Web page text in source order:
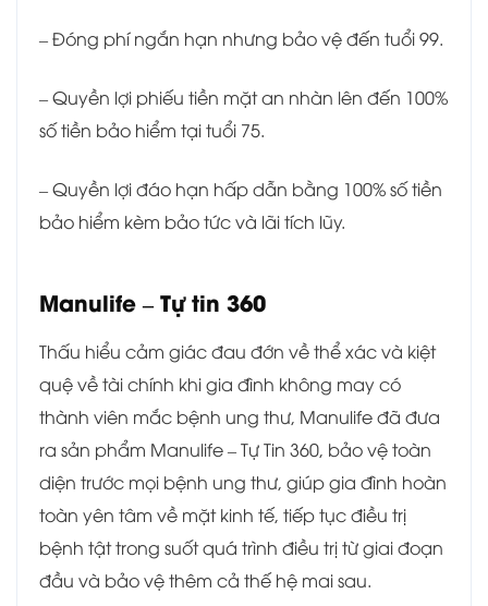
– Đóng phí ngắn hạn nhưng bảo vệ đến tuổi 99.
– Quyền lợi phiếu tiền mặt an nhàn lên đến 100%
số tiền bảo hiểm tại tuổi 75.
– Quyền lợi đáo hạn hấp dẫn bằng 100% số tiền
bảo hiểm kèm bảo tức và lãi tích lũy.
Manulife – Tự tin 360
Thấu hiểu cảm giác đau đớn về thể xác và kiệt
quệ về tài chính khi gia đình không may có
thành viên mắc bệnh ung thư, Manulife đã đưa
ra sản phẩm Manulife – Tự Tin 360, bảo vệ toàn
diện trước mọi bệnh ung thư, giúp gia đình hoàn
toàn yên tâm về mặt kinh tế, tiếp tục điều trị
bệnh tật trong suốt quá trình điều trị từ giai đoạn
đầu và bảo vệ thêm cả thế hệ mai sau.